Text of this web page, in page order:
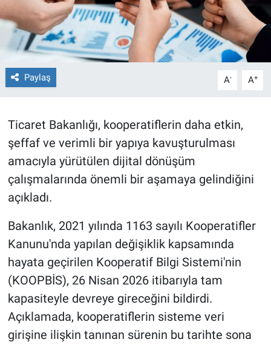
Paylaş A- A+
Ticaret Bakanlığı, kooperatiflerin daha etkin,
şeffaf ve verimli bir yapıya kavuşturulması
amacıyla yürütülen dijital dönüşüm
çalışmalarında önemli bir aşamaya gelindiğini
açıkladı.
Bakanlık, 2021 yılında 1163 sayılı Kooperatifler
Kanunu'nda yapılan değişiklik kapsamında
hayata geçirilen Kooperatif Bilgi Sistemi'nin
(KOOPBİS), 26 Nisan 2026 itibarıyla tam
kapasiteyle devreye gireceğini bildirdi.
Açıklamada, kooperatiflerin sisteme veri
girişine ilişkin tanınan sürenin bu tarihte sona
Bilim, Teknoloji
ASAYİŞ
ÇEVRE
HABERDE İNSAN
EĞİTİM
BİLİM VE TEKNOLOJİ
Bölge